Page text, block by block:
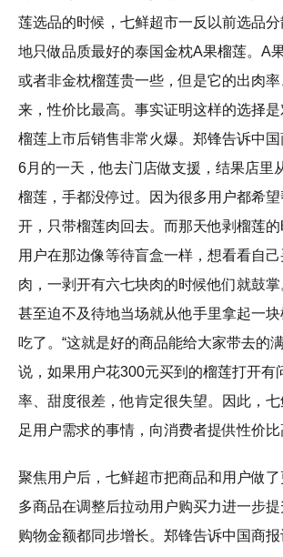
莲选品的时候，七鲜超市一反以前选品
地只做品质最好的泰国金枕A果榴莲。A
或者非金枕榴莲贵一些，但是它的出肉
来，性价比最高。事实证明这样的选择
榴莲上市后销售非常火爆。郑锋告诉中
6月的一天，他去门店做支援，结果店里
榴莲，手都没停过。因为很多用户都希
开，只带榴莲肉回去。而那天他剥榴莲
用户在那边像等待盲盒一样，想看看自
肉，一剥开有六七块肉的时候他们就鼓
甚至迫不及待地当场就从他手里拿起一
吃了。“这就是好的商品能给大家带去的
说，如果用户花300元买到的榴莲打开有
率、甜度很差，他肯定很失望。因此，
足用户需求的事情，向消费者提供性价比
聚焦用户后，七鲜超市把商品和用户做
多商品在调整后拉动用户购买力进一步
购物金额都同步增长。郑锋告诉中国商